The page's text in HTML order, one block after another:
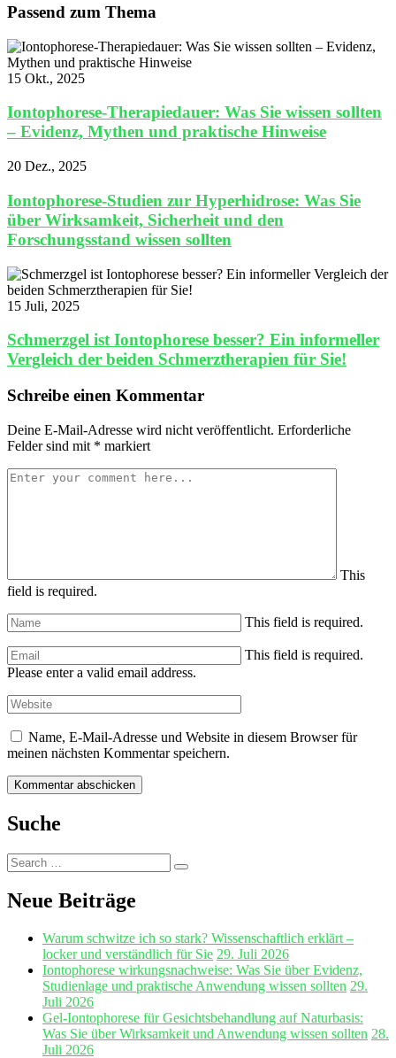
Passend zum Thema
15 Okt., 2025
Iontophorese-Therapiedauer: Was Sie wissen sollten
– Evidenz, Mythen und praktische Hinweise
20 Dez., 2025
Iontophorese-Studien zur Hyperhidrose: Was Sie
über Wirksamkeit, Sicherheit und den
Forschungsstand wissen sollten
15 Juli, 2025
Schmerzgel ist Iontophorese besser? Ein informeller
Vergleich der beiden Schmerztherapien für Sie!
Schreibe einen Kommentar
Deine E-Mail-Adresse wird nicht veröffentlicht. Erforderliche
Felder sind mit * markiert
This
field is required.
This field is required.
This field is required.
Please enter a valid email address.
Name, E-Mail-Adresse und Website in diesem Browser für
meinen nächsten Kommentar speichern.
Suche
Search
for:
Search
Neue Beiträge
Warum schwitze ich so stark? Wissenschaftlich erklärt –
locker und verständlich für Sie 29. Juli 2026
Iontophorese wirkungsnachweise: Was Sie über Evidenz,
Studienlage und praktische Anwendung wissen sollten 29.
Juli 2026
Gel‑Iontophorese für Gesichtsbehandlung auf Naturbasis:
Was Sie über Wirksamkeit und Anwendung wissen sollten 28.
Juli 2026